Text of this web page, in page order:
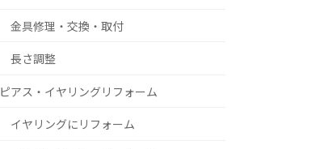
金具修理・交換・取付
長さ調整
ピアス・イヤリングリフォーム
イヤリングにリフォーム